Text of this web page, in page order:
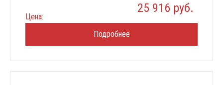
Цена:
25 916 руб.
Подробнее